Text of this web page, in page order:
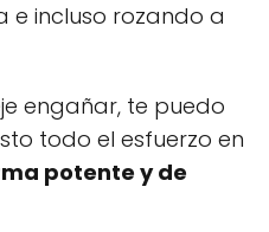
e incluso rozando a
engañar, te puedo
todo el esfuerzo en
potente y de